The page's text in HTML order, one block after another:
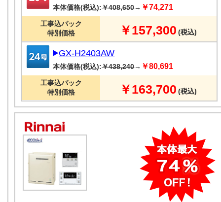
本体価格(税込):￥408,650→ ￥74,271
工事込パック
特別価格
￥157,300 (税込)
GX-H2403AW
本体価格(税込):￥438,240→ ￥80,691
工事込パック
特別価格
￥163,700 (税込)